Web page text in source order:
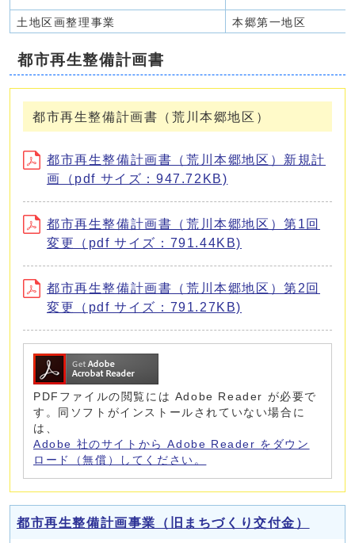
土地区画整理事業 本郷第一地区
都市再生整備計画書
都市再生整備計画書（荒川本郷地区）
都市再生整備計画書（荒川本郷地区）新規計
画（pdf サイズ：947.72KB)
都市再生整備計画書（荒川本郷地区）第1回
変更（pdf サイズ：791.44KB)
都市再生整備計画書（荒川本郷地区）第2回
変更（pdf サイズ：791.27KB)
PDFファイルの閲覧には Adobe Reader が必要で
す。同ソフトがインストールされていない場合に
は、
Adobe 社のサイトから Adobe Reader をダウン
ロード（無償）してください。
都市再生整備計画事業（旧まちづくり交付金）